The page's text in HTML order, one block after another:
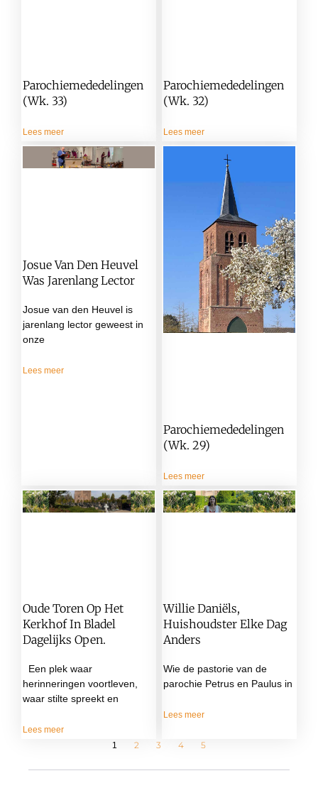
Parochiemededelingen
(wk. 33)
Lees meer
Parochiemededelingen
(wk. 32)
Lees meer
Josue Van Den Heuvel
Was Jarenlang Lector
Josue van den Heuvel is
jarenlang lector geweest in
onze
Lees meer
Parochiemededelingen
(wk. 29)
Lees meer
Oude Toren Op Het
Kerkhof In Bladel
Dagelijks Open.
Een plek waar
herinneringen voortleven,
waar stilte spreekt en
Lees meer
Willie Daniëls,
Huishoudster Elke Dag
Anders
Wie de pastorie van de
parochie Petrus en Paulus in
Lees meer
1 2 3 4 5